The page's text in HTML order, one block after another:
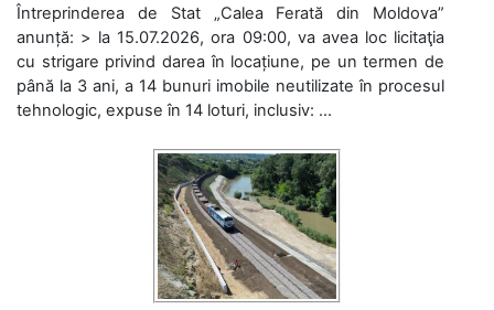
Întreprinderea de Stat „Calea Ferată din Moldova”
anunță: > la 15.07.2026, ora 09:00, va avea loc licitaţia
cu strigare privind darea în locațiune, pe un termen de
până la 3 ani, a 14 bunuri imobile neutilizate în procesul
tehnologic, expuse în 14 loturi, inclusiv: ...